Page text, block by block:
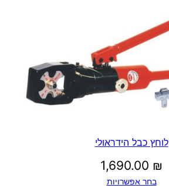
לוחץ כבל הידראולי
1,690.00 ₪
בחר אפשרויות